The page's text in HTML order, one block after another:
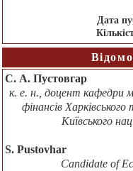
Дата
С. А. Пустовгар
к. е. н., доцент кафедри
фінансів
Київського
S. Pustovhar
Candidate of